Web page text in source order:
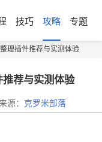
技巧 攻略 专题
理插件推荐与实测体验
荐与实测体验
源： 克罗米部落